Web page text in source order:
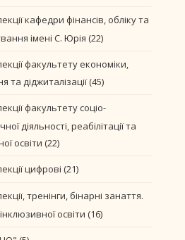
кафедри фінансів, обліку та
імені С. Юрія (22)
факультету економіки,
та діджиталізації(45)
факультету соціо-
діяльності, реабілітації та
освіти (22)
цифрові (21)
тренінги, бінарні занаття.
освіти (16)